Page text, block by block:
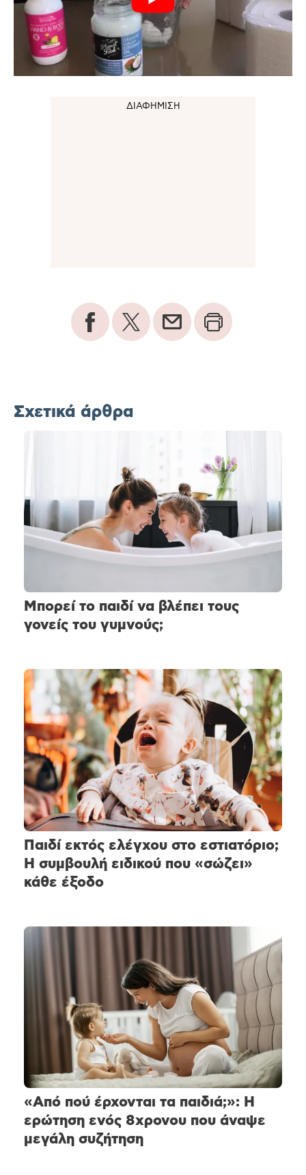
Σχετικά άρθρα
Μπορεί το παιδί να βλέπει τους
γονείς του γυμνούς;
Παιδί εκτός ελέγχου στο εστιατόριο;
Η συμβουλή ειδικού που «σώζει»
κάθε έξοδο
«Από πού έρχονται τα παιδιά;»: Η
ερώτηση ενός 8χρονου που άναψε
μεγάλη συζήτηση